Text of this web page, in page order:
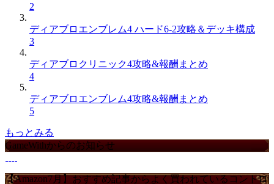
2
ディアブロエンブレム4 ハード6-2攻略＆デッキ構成
3
ディアブロクリニック4攻略&報酬まとめ
4
ディアブロエンブレム4攻略&報酬まとめ
5
もっとみる
GameWithからのお知らせ
【Amazon7月】おすすめ記事からよく買われているコントロ